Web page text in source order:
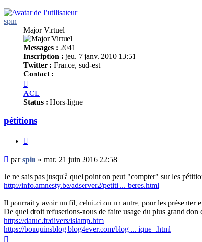
spin
Major Virtuel
Messages : 2041
Inscription : jeu. 7 janv. 2010 13:51
Twitter : France, sud-est
Contact :
spin
AOL
Status : Hors-ligne
pétitions
Message
non
lu
parspin » mar. 21 juin 2016 22:58
Je ne sais pas jusqu'à quel point on peut "compter" sur les
http://info.amnesty.be/adserver2/petiti ... beres.html
Il pourrait y avoir un fil, celui-ci ou un autre, pour les présenter
De quel droit refuserions-nous de faire usage du plus grand
https://daruc.fr/divers/islamp.htm
https://bouquinsblog.blog4ever.com/blog ... ique_.html